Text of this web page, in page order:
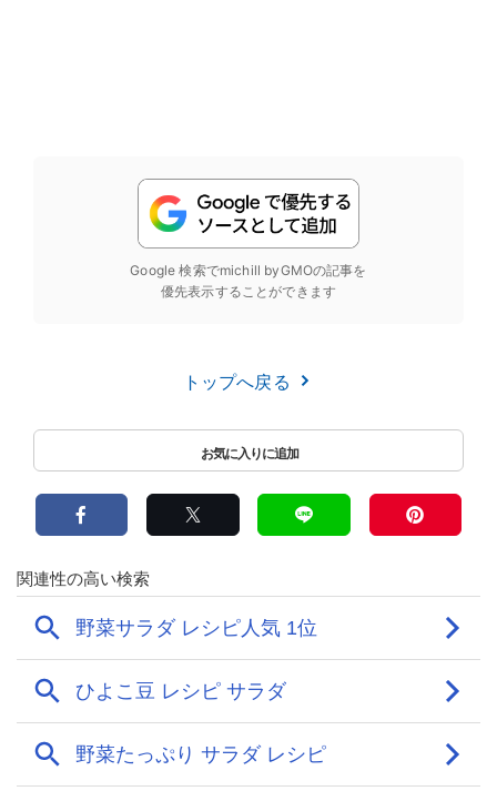
Google 検索でmichill byGMOの記事を
優先表示することができます
トップへ戻る